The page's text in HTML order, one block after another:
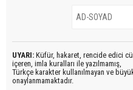
UYARI: Küfür, hakaret, rencide edici
içeren, imla kuralları ile yazılmamış,
Türkçe karakter kullanılmayan ve
onaylanmamaktadır.